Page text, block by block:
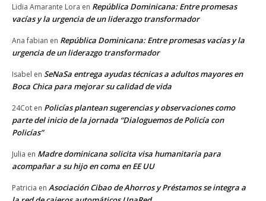
Lidia Amarante Lora en República Dominicana: Entre promesas
vacías y la urgencia de un liderazgo transformador
Ana fabian en República Dominicana: Entre promesas vacías y la
urgencia de un liderazgo transformador
Isabel en SeNaSa entrega ayudas técnicas a adultos mayores en
Boca Chica para mejorar su calidad de vida
24Cot en Policías plantean sugerencias y observaciones como
parte del inicio de la jornada “Dialoguemos de Policía con
Policías”
Julia en Madre dominicana solicita visa humanitaria para
acompañar a su hijo en coma en EE UU
Patricia en Asociación Cibao de Ahorros y Préstamos se integra a